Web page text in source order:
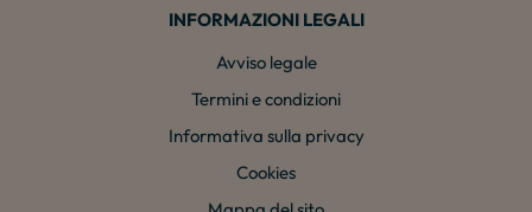
INFORMAZIONI LEGALI
Avviso legale
Termini e condizioni
Informativa sulla privacy
Cookies